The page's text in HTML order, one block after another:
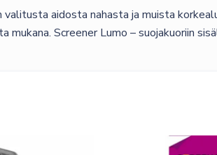
aidosta nahasta ja muista
mukana. Screener Lumo – suojakuoriin